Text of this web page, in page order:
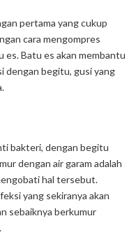
pertama yang cukup
cara mengompres
es. Batu es akan membantu
dengan begitu, gusi yang
bakteri, dengan begitu
dengan air garam adalah
hal tersebut.
yang sekiranya akan
sebaiknya berkumur